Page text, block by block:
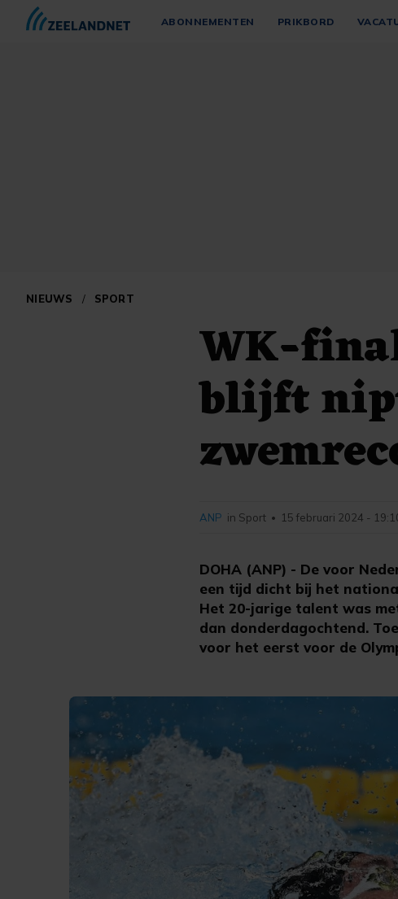
ABONNEMENTEN PRIKBORD
NIEUWS / SPORT
WK-
blijft
DOHA (ANP) - De voor
een tijd dicht bij het
Het 20-jarige talent was
dan donderdagochtend.
voor het eerst voor de
ANP in Sport • 15 februari 2024 -